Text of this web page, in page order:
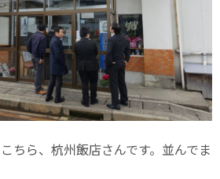
ちら、杭州飯店さんです。並んでま